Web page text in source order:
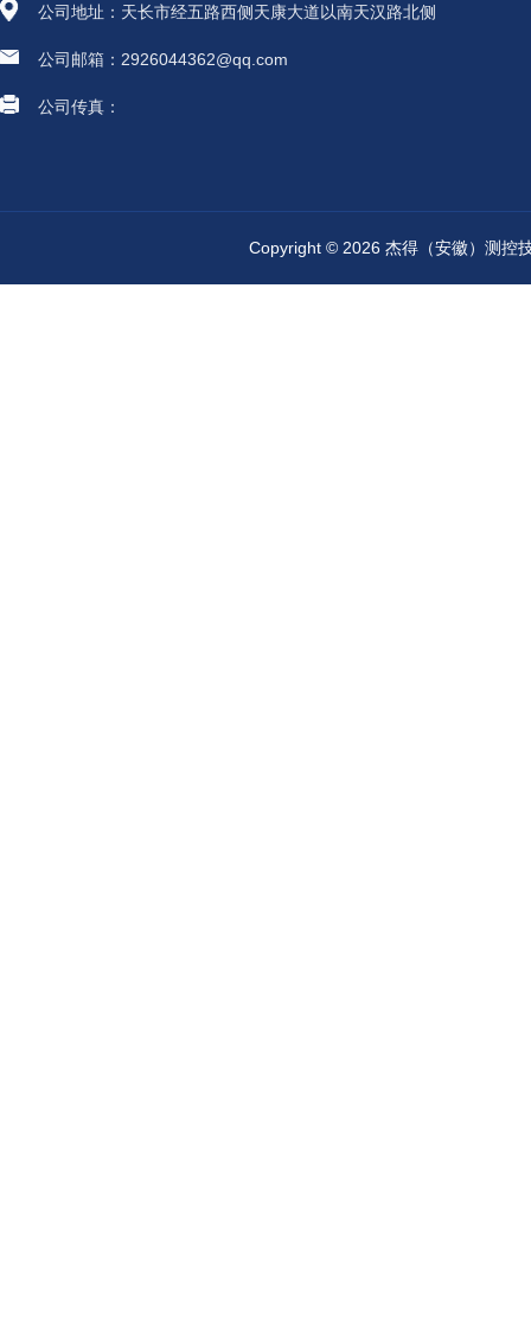
公司地址：天长市经五路西侧天康大道以南天汉路北侧
公司邮箱：2926044362@qq.com
公司传真：
Copyright © 2026 杰得（安徽）测